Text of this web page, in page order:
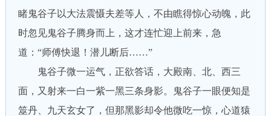
睹鬼谷子以大法震慑夫差等人，不由瞧得惊心动魄，此
时忽见鬼谷子腾身而上，这才连忙迎上前来，急
道：“师傅快退！潜儿断后……”
鬼谷子微一运气，正欲答话，大殿南、北、西三
面，又射来一白一紫一黑三条身影。鬼谷子一眼便知是
筮丹、九天玄女了，但那黑影却令他微吃一惊，心道猿